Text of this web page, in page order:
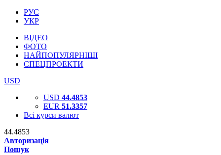
РУС
УКР
ВІДЕО
ФОТО
НАЙПОПУЛЯРНІШІ
СПЕЦПРОЕКТИ
USD
USD 44.4853
EUR 51.3357
Всі курси валют
44.4853
Авторизація
Пошук